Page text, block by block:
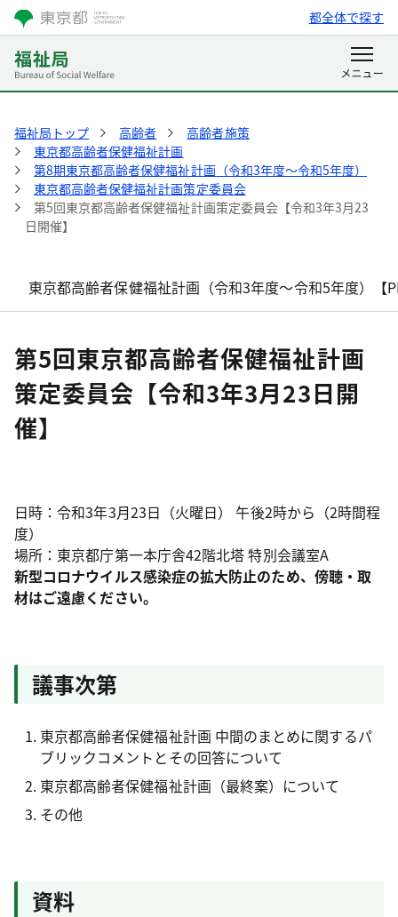
都全体で探す
福祉局トップ 高齢者
高齢者施策
東京都高齢者保健福祉計画
第8期東京都高齢者保健福祉計画（令和3年度～令和5年度）
東京都高齢者保健福祉計画策定委員会
第5回東京都高齢者保健福祉計画策定委員会【令和3年3月23
日開催】
東京都高齢者保健福祉計画（令和3年度～令和5年度）【
第5回東京都高齢者保健福祉計画
策定委員会【令和3年3月23日開
催】
日時：令和3年3月23日（火曜日） 午後2時から（2時間程
度）
場所：東京都庁第一本庁舎42階北塔 特別会議室A
新型コロナウイルス感染症の拡大防止のため、傍聴・取
材はご遠慮ください。
議事次第
東京都高齢者保健福祉計画 中間のまとめに関するパ
ブリックコメントとその回答について
東京都高齢者保健福祉計画（最終案）について
その他
資料